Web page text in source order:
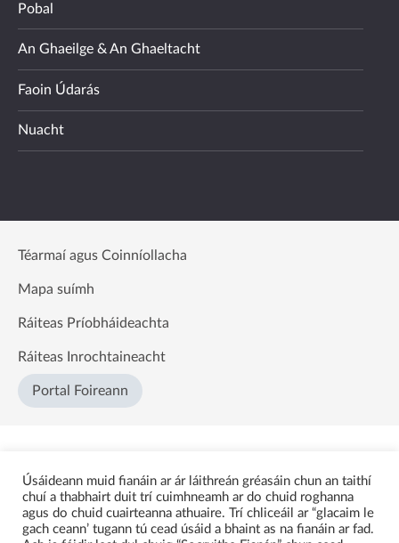
Pobal
An Ghaeilge & An Ghaeltacht
Faoin Údarás
Nuacht
Téarmaí agus Coinníollacha
Mapa suímh
Ráiteas Príobháideachta
Ráiteas Inrochtaineacht
Portal Foireann
Úsáideann muid fianáin ar ár láithreán gréasáin chun an taithí
chuí a thabhairt duit trí cuimhneamh ar do chuid roghanna
agus do chuid cuairteanna athuaire. Trí chliceáil ar “glacaim le
gach ceann’ tugann tú cead úsáid a bhaint as na fianáin ar fad.